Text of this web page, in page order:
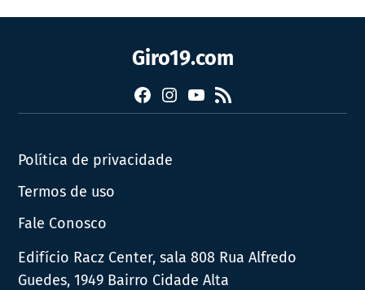
Giro19.com
FacebookInstagram
YouTube
RSS
Política de privacidade
Termos de uso
Fale Conosco
Edifício Racz Center, sala 808 Rua Alfredo
Guedes, 1949 Bairro Cidade Alta